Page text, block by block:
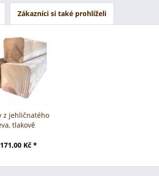
Zákazníci si také prohlíželi
z jehličnatého
tlakově
Kč *